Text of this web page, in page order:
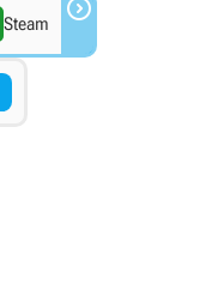
Steam 